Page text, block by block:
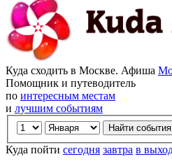
Куда сходить в Москве. Афиша
Помощник и путеводитель
по интересным местам
и лучшим событиям
Куда пойти сегодня завтра в